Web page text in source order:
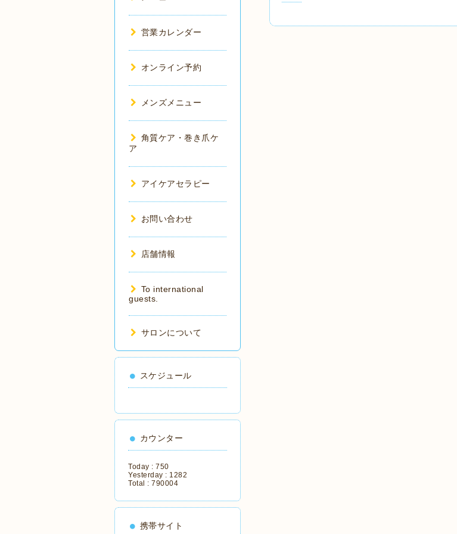
営業カレンダー
オンライン予約
メンズメニュー
角質ケア・巻き爪ケ
ア
アイケアセラピー
お問い合わせ
店舗情報
To international
guests.
サロンについて
スケジュール
カウンター
Today : 750
Yesterday : 1282
Total : 790004
携帯サイト